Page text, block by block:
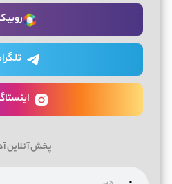
پخش آنلاین